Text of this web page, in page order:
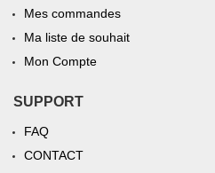
Mes commandes
Ma liste de souhait
Mon Compte
SUPPORT
FAQ
CONTACT